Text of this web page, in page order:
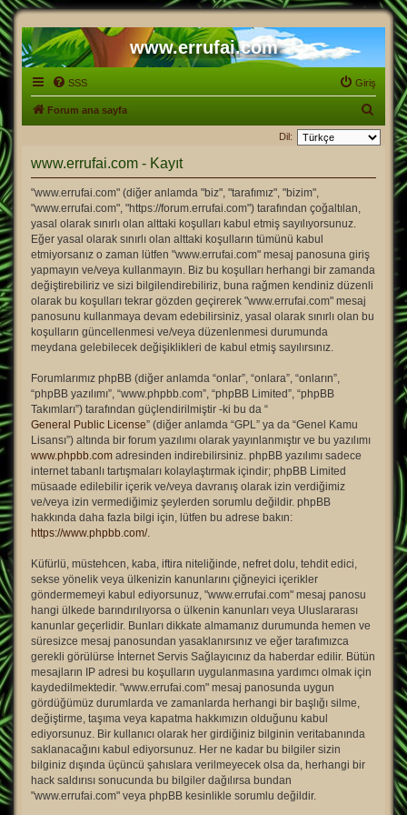
www.errufai.com
SSS Giriş
Forum ana sayfa
r
Dil:
www.errufai.com - Kayıt
"www.errufai.com" (diğer anlamda "biz", "tarafımız", "bizim",
"www.errufai.com", "https://forum.errufai.com") tarafından çoğaltılan,
yasal olarak sınırlı olan alttaki koşulları kabul etmiş sayılıyorsunuz.
Eğer yasal olarak sınırlı olan alttaki koşulların tümünü kabul
etmiyorsanız o zaman lütfen "www.errufai.com" mesaj panosuna giriş
yapmayın ve/veya kullanmayın. Biz bu koşulları herhangi bir zamanda
değiştirebiliriz ve sizi bilgilendirebiliriz, buna rağmen kendiniz düzenli
olarak bu koşulları tekrar gözden geçirerek "www.errufai.com" mesaj
panosunu kullanmaya devam edebilirsiniz, yasal olarak sınırlı olan bu
koşulların güncellenmesi ve/veya düzenlenmesi durumunda
meydana gelebilecek değişiklikleri de kabul etmiş sayılırsınız.
Forumlarımız phpBB (diğer anlamda “onlar”, “onlara”, “onların”,
“phpBB yazılımı”, “www.phpbb.com”, “phpBB Limited”, “phpBB
Takımları”) tarafından güçlendirilmiştir -ki bu da “
General Public License” (diğer anlamda “GPL” ya da “Genel Kamu
Lisansı”) altında bir forum yazılımı olarak yayınlanmıştır ve bu yazılımı
www.phpbb.com adresinden indirebilirsiniz. phpBB yazılımı sadece
internet tabanlı tartışmaları kolaylaştırmak içindir; phpBB Limited
müsaade edilebilir içerik ve/veya davranış olarak izin verdiğimiz
ve/veya izin vermediğimiz şeylerden sorumlu değildir. phpBB
hakkında daha fazla bilgi için, lütfen bu adrese bakın:
https://www.phpbb.com/.
Küfürlü, müstehcen, kaba, iftira niteliğinde, nefret dolu, tehdit edici,
sekse yönelik veya ülkenizin kanunlarını çiğneyici içerikler
göndermemeyi kabul ediyorsunuz, "www.errufai.com" mesaj panosu
hangi ülkede barındırılıyorsa o ülkenin kanunları veya Uluslararası
kanunlar geçerlidir. Bunları dikkate almamanız durumunda hemen ve
süresizce mesaj panosundan yasaklanırsınız ve eğer tarafımızca
gerekli görülürse İnternet Servis Sağlayıcınız da haberdar edilir. Bütün
mesajların IP adresi bu koşulların uygulanmasına yardımcı olmak için
kaydedilmektedir. "www.errufai.com" mesaj panosunda uygun
gördüğümüz durumlarda ve zamanlarda herhangi bir başlığı silme,
değiştirme, taşıma veya kapatma hakkımızın olduğunu kabul
ediyorsunuz. Bir kullanıcı olarak her girdiğiniz bilginin veritabanında
saklanacağını kabul ediyorsunuz. Her ne kadar bu bilgiler sizin
bilginiz dışında üçüncü şahıslara verilmeyecek olsa da, herhangi bir
hack saldırısı sonucunda bu bilgiler dağılırsa bundan
"www.errufai.com" veya phpBB kesinlikle sorumlu değildir.